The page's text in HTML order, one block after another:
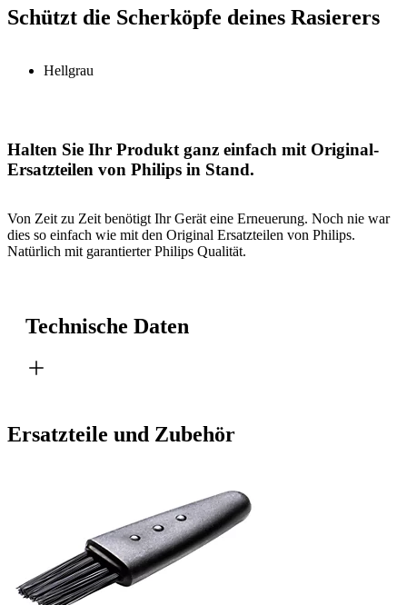
Schützt die Scherköpfe deines Rasierers
Hellgrau
Halten Sie Ihr Produkt ganz einfach mit Original-
Ersatzteilen von Philips in Stand.
Von Zeit zu Zeit benötigt Ihr Gerät eine Erneuerung. Noch nie war
dies so einfach wie mit den Original Ersatzteilen von Philips.
Natürlich mit garantierter Philips Qualität.
Technische Daten
Ersatzteile und Zubehör